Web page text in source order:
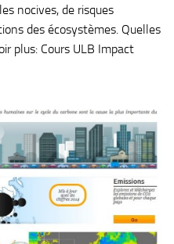
nocives, de risques
des écosystèmes. Quelles
plus: Cours ULB Impact